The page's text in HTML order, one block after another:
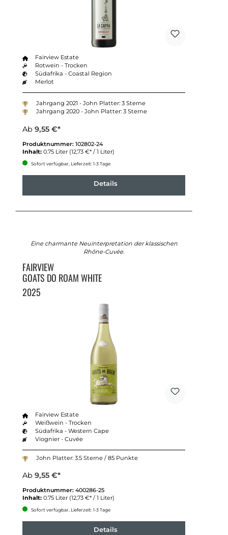
Fairview Estate
Rotwein - Trocken
Südafrika - Coastal Region
Merlot
Jahrgang 2021 - John Platter: 3 Sterne
Jahrgang 2020 - John Platter: 3 Sterne
Ab 9,55 €*
Produktnummer: 102802-24
Inhalt: 0.75 Liter (12,73 €* / 1 Liter)
Sofort verfügbar, Lieferzeit: 1-3 Tage
Details
Eine charmante Neuinterpretation der klassischen
Rhône-Cuvée.
FAIRVIEW
GOATS DO ROAM WHITE
2025
Fairview Estate
Weißwein - Trocken
Südafrika - Western Cape
Viognier - Cuvée
John Platter: 3.5 Sterne / 85 Punkte
Ab 9,55 €*
Produktnummer: 400286-25
Inhalt: 0.75 Liter (12,73 €* / 1 Liter)
Sofort verfügbar, Lieferzeit: 1-3 Tage
Details